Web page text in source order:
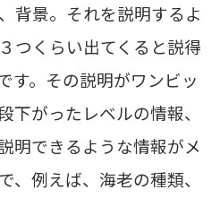
背景。それを説明するよ
つくらい出てくると説得
す。その説明がワンビッ
下がったレベルの情報、
明できるような情報がメ
、例えば、海老の種類、